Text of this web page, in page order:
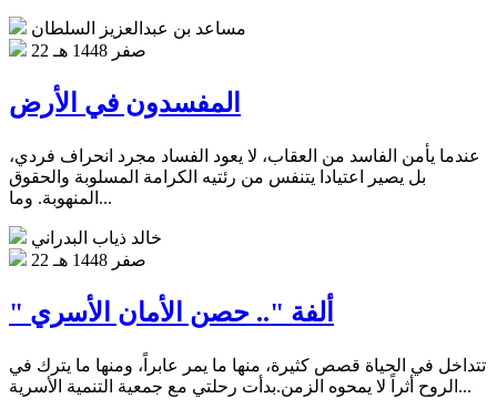
مساعد بن عبدالعزيز السلطان
22 صفر 1448 هـ
المفسدون في الأرض
عندما يأمن الفاسد من العقاب، لا يعود الفساد مجرد انحراف فردي،
بل يصير اعتيادا يتنفس من رئتيه الكرامة المسلوبة والحقوق
المنهوبة. وما...
خالد ذياب البدراني
22 صفر 1448 هـ
" ألفة ".. حصن الأمان الأسري
تتداخل في الحياة قصص كثيرة، منها ما يمر عابراً، ومنها ما يترك في
الروح أثراً لا يمحوه الزمن.بدأت رحلتي مع جمعية التنمية الأسرية...